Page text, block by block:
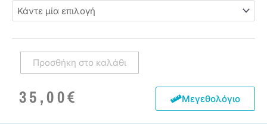
Προσθήκη στο καλάθι
35,00€ Μεγεθολόγιο